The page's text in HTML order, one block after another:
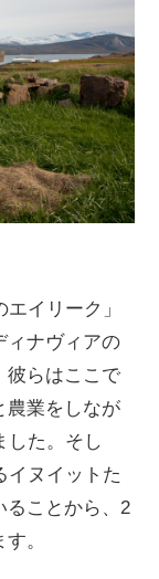
イリーク」
ィナヴィアの
彼らはここで
農業をしなが
した。そし
イヌイットた
ることから、2
。